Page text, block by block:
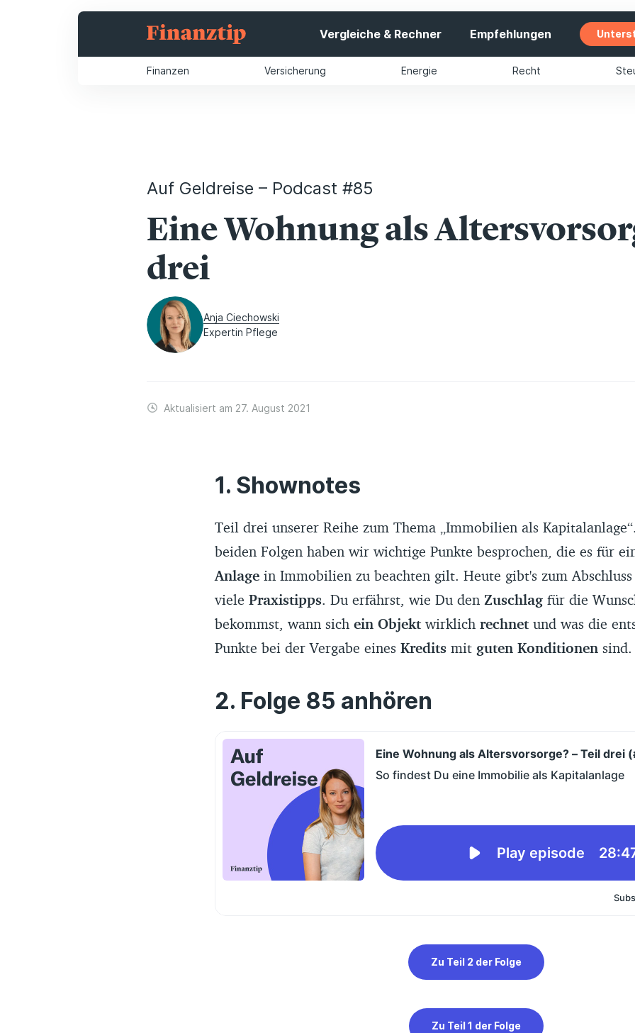
Vergleiche & Rechner Empfehlungen
Finanzen Versicherung Energie Recht
Auf Geldreise – Podcast #85
Eine Wohnung als
drei
Anja Ciechowski
Expertin Pflege
Aktualisiert am 27. August 2021
Shownotes
Teil drei unserer Reihe zum Thema „Immobilien als
beiden Folgen haben wir wichtige Punkte besprochen, die es für
Anlage in Immobilien zu beachten gilt. Heute gibt's zum Abschluss
viele Praxistipps. Du erfährst, wie Du den Zuschlagfür die
bekommst, wann sich ein Objekt wirklich rechnetund was die
Punkte bei der Vergabe eines Kreditsmit guten Konditionen
Folge 85 anhören
Zu Teil 2 der Folge
Zu Teil 1 der Folge